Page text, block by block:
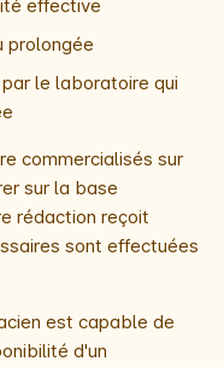
effective
prolongée
le laboratoire qui
commercialisés sur
sur la base
rédaction reçoit
sont effectuées
est capable de
d'un